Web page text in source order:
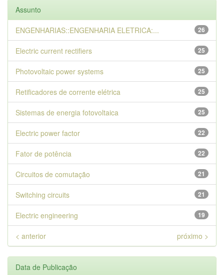
Assunto
26
ENGENHARIAS::ENGENHARIA ELETRICA:...
25
Electric current rectifiers
25
Photovoltaic power systems
25
Retificadores de corrente elétrica
25
Sistemas de energia fotovoltaica
22
Electric power factor
22
Fator de potência
21
Circuitos de comutação
21
Switching circuits
19
Electric engineering
< anterior próximo >
Data de Publicação